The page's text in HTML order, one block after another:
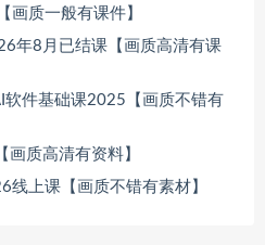
画质一般有课件】
年8月已结课【画质高清有课
件基础课2025【画质不错有
质高清有资料】
上课【画质不错有素材】